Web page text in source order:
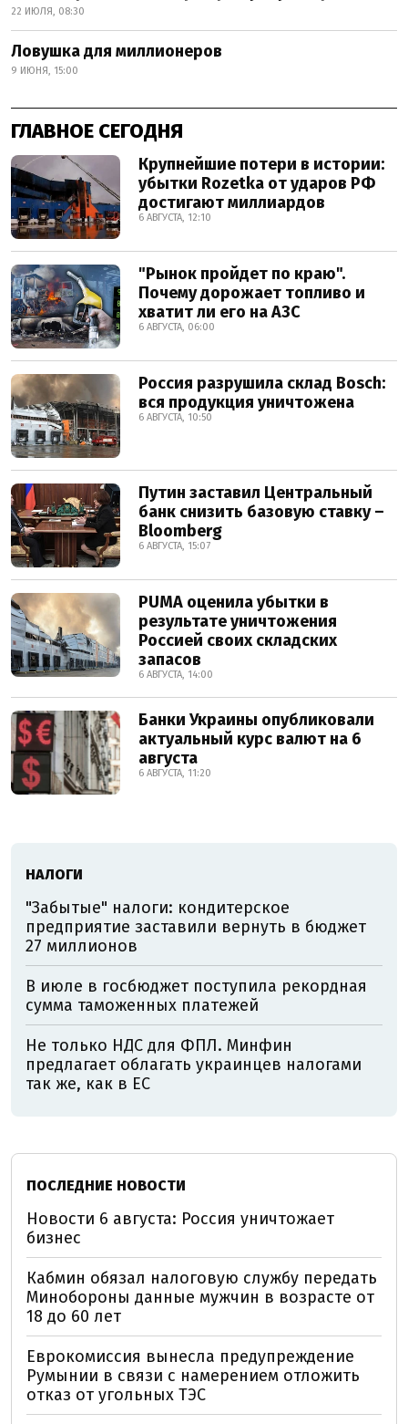
22 ИЮЛЯ, 08:30
Ловушка для миллионеров
9 ИЮНЯ, 15:00
ГЛАВНОЕ СЕГОДНЯ
Крупнейшие потери в истории:
убытки Rozetka от ударов РФ
достигают миллиардов
6 АВГУСТА, 12:10
"Рынок пройдет по краю".
Почему дорожает топливо и
хватит ли его на АЗС
6 АВГУСТА, 06:00
Россия разрушила склад Bosch:
вся продукция уничтожена
6 АВГУСТА, 10:50
Путин заставил Центральный
банк снизить базовую ставку –
Bloomberg
6 АВГУСТА, 15:07
PUMA оценила убытки в
результате уничтожения
Россией своих складских
запасов
6 АВГУСТА, 14:00
Банки Украины опубликовали
актуальный курс валют на 6
августа
6 АВГУСТА, 11:20
НАЛОГИ
"Забытые" налоги: кондитерское
предприятие заставили вернуть в бюджет
27 миллионов
В июле в госбюджет поступила рекордная
сумма таможенных платежей
Не только НДС для ФПЛ. Минфин
предлагает облагать украинцев налогами
так же, как в ЕС
ПОСЛЕДНИЕ НОВОСТИ
Новости 6 августа: Россия уничтожает
бизнес
Кабмин обязал налоговую службу передать
Минобороны данные мужчин в возрасте от
18 до 60 лет
Еврокомиссия вынесла предупреждение
Румынии в связи с намерением отложить
отказ от угольных ТЭС